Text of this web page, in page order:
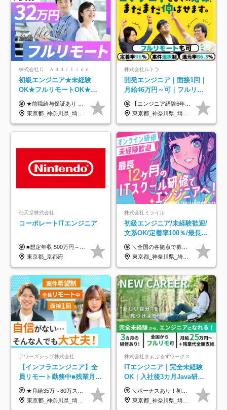
株式会社Ｃ Ａｄｄｉｔｉｏｎ
初級エンジニア★未経験
OK★フルリモートOK★月
給32万円～★残業月10h＆
年休120日以上★副業可
★前職給与保証あり ★月給32万円以上＋インセンティブあり 月給32万円以上＋インセンティブ＋各種手当 ※上記には固定残業代（月30時間・44,400円～）を含みます ※超過分は別途支給します ※試用期間はございません ★＼成果＝あなたの収入／★ 【1】案件単価ー8万円＝あなたの給与 参画したプロジェクトの案件単価から 一律8万円引いた金額があなたの給与です！ （月給例） ■1人称での構築・小規模な詳細設計 案件単価55万円ー8万円＝月給47万円（還元率85.5%） ■大型案件の設計・構築やプロジェクト管理 案件単価90万円ー8万円＝月給82万円（還元率91.1%） ‥‥‥‥‥‥‥‥‥‥‥‥‥‥‥‥‥‥ 【2】月給の他にも豊富なインセンティブあり 全員が月3～13万円のインセンティブをゲットしています！ ≪インセンティブ制度≫ 稼働している現場で増員・交代が発生し、 当社の人員を配属が決定した際に支給。 ◇C Addition正社員が参画 ：実粗利の10%／毎月 ◇協力会社所属の社員が参画：実粗利の30%／毎月 ≪リファラル制度≫ あなたの知り合いが当社のメンバーになった際に、 毎月1人あたり2万円支給します◎ ‥‥‥‥‥‥‥‥‥‥‥‥‥‥‥‥‥‥
東京都_神奈川県_埼玉県_千葉県_大阪府_愛知県_北海道_青森県_岩手県_宮城県_秋田県_山形県_福島県_茨城県_栃木県_群馬県_新潟県_山梨県_長野県_富山県_石川県_福井県_静岡県_岐阜県_三重県_兵庫県_京都府_滋賀県_奈良県_和歌山県_広島県_岡山県_鳥取県_島根県_山口県_徳島県_香川県_愛媛県_高知県_福岡県_熊本県_佐賀県_長崎県_大分県_宮崎県_鹿児島県_沖縄県
株式会社ルトラ
開発エンジニア｜面接1回｜
月給46万円～可｜フルリモ
ートも可｜案件選択制｜定
着率96％以上｜副業OK｜住
宅手当
【エンジニア経験6年以上の方】 月給46万円～100万円（固定残業代含む） ※上記月給には月30時間分の固定残業代（月8万7,400円～月19万円）を含む。超過分は全額支給。 【エンジニア経験4年以上の方】 月給42万円～100万円（固定残業代含む） ※上記月給には月30時間分の固定残業代（月7万9,800円～月19万円）を含む。超過分は全額支給。 【エンジニア経験4年未満の方】 月給38万円～100万円（固定残業代含む） ※上記月給には月30時間分の固定残業代（月7万2,200円～月19万円）を含む。超過分は全額支給。 ※経験、スキル、前職給与などを踏まえて決定。 ◆ルトラの給与制度のポイント！◆ ・社員の95%が入社時に年収UP！最高で300万円UPの実績も ・平均還元率86.3%（交通費・住宅手当・会社負担分の社保も含む） ・人柄やポテンシャルを評価し、スキル以上の希望年収を提示することも ・退職金制度やリファラル手当（平均50万円）あり
東京都_神奈川県_埼玉県_千葉県_大阪府_愛知県_北海道_青森県_岩手県_宮城県_秋田県_山形県_福島県_茨城県_栃木県_群馬県_新潟県_山梨県_長野県_富山県_石川県_福井県_静岡県_岐阜県_三重県_兵庫県_京都府_滋賀県_奈良県_和歌山県_広島県_岡山県_鳥取県_島根県_山口県_徳島県_香川県_愛媛県_高知県_福岡県_熊本県_佐賀県_長崎県_大分県_宮崎県_鹿児島県_沖縄県
任天堂株式会社
コーポレートITエンジニア
■想定年収 500万円～900万円 月給制 月給278,000円～ ※残業が発生した場合、残業代を別途全額支給します ※試用期間2ヶ月あり(待遇や給与に差異はありません)
東京都_京都府
株式会社ミライル
初級エンジニア/未経験歓迎/
文系OK/定着率100％/最長1
年の自社ITスクール研修あ
り/年休130日
＼全国の各拠点で募集中！／ 給与は以下の通り、勤務地により異なります。 札幌：月給23万円～27万円 仙台：月給22万円～26万円 新潟：月給22万円～26万円 東京：月給26万円～30万円 大阪：月給24万円～29万円 福岡：月給23.5万円～27万円 沖縄：月給21万円～26万円 ◎給与は知識や経験を考慮して決定します。 ◎残業は別途全額支給します。 ◎試用期間12カ月あり（給与は以下の通りです。その他条件に変更はありません） （試用期間の給与） 札幌：月給18.6万円～ 仙台：月給19万円～ 新潟：月給18万円～ 東京：月給22万円～ 大阪：月給20.8万円～ 福岡：月給19万円～ 沖縄：月給18万円～
東京都_神奈川県_埼玉県_千葉県_大阪府_愛知県_北海道_青森県_岩手県_宮城県_秋田県_山形県_福島県_茨城県_栃木県_群馬県_新潟県_山梨県_長野県_富山県_石川県_福井県_静岡県_岐阜県_三重県_兵庫県_京都府_滋賀県_奈良県_和歌山県_広島県_岡山県_鳥取県_島根県_山口県_徳島県_香川県_愛媛県_高知県_福岡県_熊本県_佐賀県_長崎県_大分県_宮崎県_鹿児島県_沖縄県
アワーズシップ株式会社
【インフラエンジニア】全
員リモート勤務中■残業月
3h■最大3ヶ月の連休あり■
年休126日■20～30代活躍
中！
★月給35万～80万スタートも可 【未経験の方】 ■月給26万～80万＋賞与年2回（年2ヶ月分） 【何かしらのインフラエンジニア経験をお持ちの方】 ■月給35万～80万＋賞与年2回（年2ヶ月分） ※スキル・経験などを考慮し決定します ※試用期間6ヶ月あり。期間中は契約社員となります。その他の待遇に差異はありません（試用期間終了後、昇給の可能性あり） ※上記金額には固定残業代（月30時間分／4万9600円～15万2600円）を含みます。超過分は別途支給いたします。 ＼頑張りはインセンティブで還元！／ クライアントに貢献度を評価され、当社のエンジニアが追加で案件に参画することになるなど、会社にとって利益になる行動はしっかり評価します。 会社の成長に貢献できていることを実感でき、「もっと頑張ろう」と思える体制づくりを整えています！
東京都_神奈川県_埼玉県_千葉県_大阪府
株式会社まぁぶるずワークス
ITエンジニア｜完全未経験
OK｜入社後3カ月Java研修
｜リモート率8割以上｜充実
のキャリア支援｜残業月10h
＼ボーナスあり！初年度から年収300万円以上／ ■月給25万円～35万円＋残業代全額支給＋各種手当＋賞与年1回 ◎経験・年齢・スキルなどを考慮し、できるだけ優遇します ◎試用期間中(3カ月)は契約社員で、月給21万円＋諸手当になります。 (試用期間中は残業が発生しません。その他の待遇に変更はありません) ----------------- ＼3つの評価軸！実力次第で早期収入アップ！／ 【1】スキル(IT理解、実装力、設計) 【2】実務力(現場評価、コミュ力、品質) 【3】姿勢(自走力、意欲、責任感) この3つの評価軸で、3カ月ごとに評価。社内グレードにより、給与が決まる明確な仕組みです。何ができれば給与が上がるのか分かりやすく、実力や努力次第で早期に収入を増やせます！ 【固定残業代について】 なし（残業代は、実際の労働時間に応じて別途全額支給）
東京都_神奈川県_埼玉県_千葉県_大阪府_愛知県_北海道_青森県_岩手県_宮城県_秋田県_山形県_福島県_茨城県_栃木県_群馬県_新潟県_山梨県_長野県_富山県_石川県_福井県_静岡県_岐阜県_三重県_兵庫県_京都府_滋賀県_奈良県_和歌山県_広島県_岡山県_鳥取県_島根県_山口県_徳島県_香川県_愛媛県_高知県_福岡県_熊本県_佐賀県_長崎県_大分県_宮崎県_鹿児島県_沖縄県